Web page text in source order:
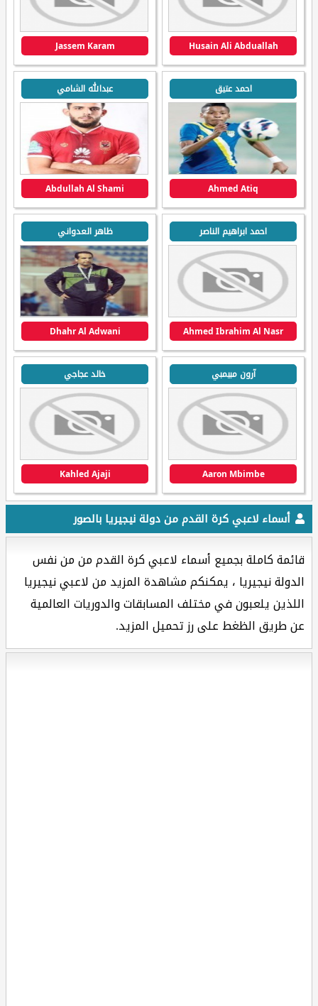
Husain Ali Abduallah
Jassem Karam
احمد عتيق
Ahmed Atiq
عبدالله الشامي
Abdullah Al Shami
احمد ابراهيم الناصر
Ahmed Ibrahim Al Nasr
ظاهر العدواني
Dhahr Al Adwani
آرون مبيمبي
Aaron Mbimbe
خالد عجاجي
Kahled Ajaji
أسماء لاعبي كرة القدم من دولة نيجيريا بالصور
قائمة كاملة بجميع أسماء لاعبي كرة القدم من من نفس
الدولة نيجيريا ، يمكنكم مشاهدة المزيد من لاعبي نيجيريا
اللذين يلعبون في مختلف المسابقات والدوريات العالمية
عن طريق الظغط على رز تحميل المزيد.